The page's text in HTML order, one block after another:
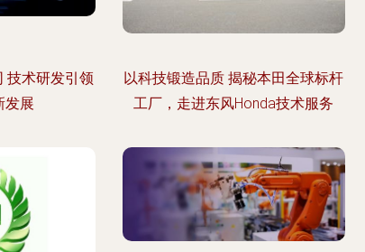
技术研发引领
发展
以科技锻造品质 揭秘本田全球标杆
工厂，走进东风Honda技术服务